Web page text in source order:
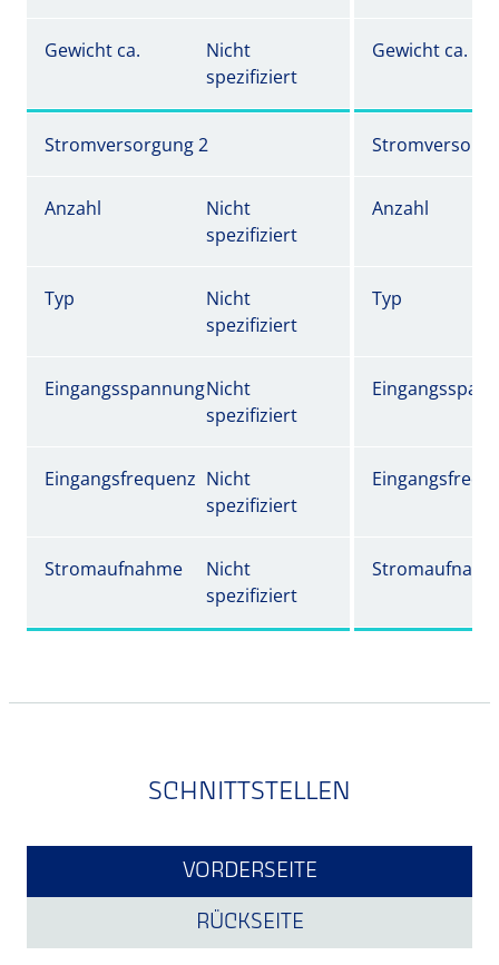
Gewicht ca.
Nicht
spezifiziert
Gewicht ca.
Stromversorgung 2
Anzahl
Nicht
spezifiziert
Anzahl
Typ
Nicht
spezifiziert
Typ
EingangsspannungNicht
spezifiziert
Eingangsfrequenz Nicht
spezifiziert
Stromaufnahme
Nicht
spezifiziert
SCHNITTSTELLEN
VORDERSEITE
RÜCKSEITE